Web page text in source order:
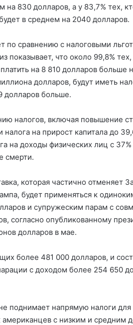
на 830 долларов, а у 83,7% тех,
в среднем на 2040 долларов.
по сравнению с налоговыми
показывает, что около 99,8%
на 8 810 долларов
долларов, будут иметь
долларов больше.
налогов, включая повышение
налога на прирост капитала до
на доходы физических лиц с
смерти.
которая частично отменяет
будет применяться к
и супружеским парам с
согласно опубликованному
долларов в мае.
более 481 000 долларов, и
с доходом более 254 650
поднимает напрямую налоги
с низким и средним